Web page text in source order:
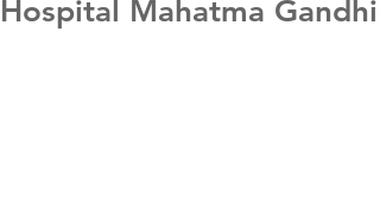
Hospital Mahatma Gandhi